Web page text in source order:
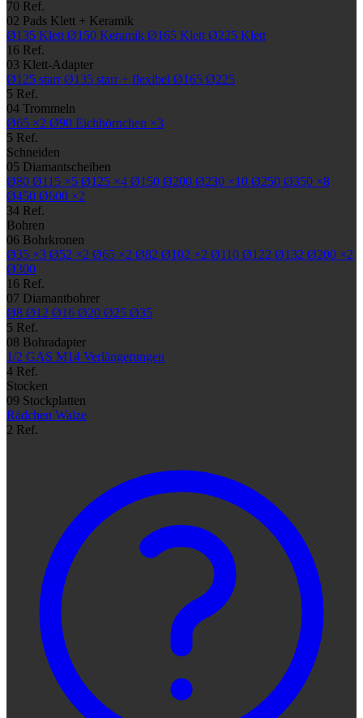
70 Ref.
02 Pads Klett + Keramik
Ø135 Klett Ø150 Keramik Ø165 Klett Ø225 Klett
16 Ref.
03 Klett-Adapter
Ø125 starr Ø135 starr + flexibel Ø165 Ø225
5 Ref.
04 Trommeln
Ø65 ×2 Ø90 Eichhörnchen ×3
5 Ref.
Schneiden
05 Diamantscheiben
Ø80 Ø115 ×5 Ø125 ×4 Ø150 Ø200 Ø230 ×10 Ø250 Ø350 ×8
Ø450 Ø600 ×2
34 Ref.
Bohren
06 Bohrkronen
Ø35 ×3 Ø52 ×2 Ø65 ×2 Ø82 Ø102 ×2 Ø110 Ø122 Ø132 Ø200 ×2
Ø300
16 Ref.
07 Diamantbohrer
Ø8 Ø12 Ø16 Ø20 Ø25 Ø35
5 Ref.
08 Bohradapter
1/2 GAS M14 Verlängerungen
4 Ref.
Stocken
09 Stockplatten
Rädchen Walze
2 Ref.